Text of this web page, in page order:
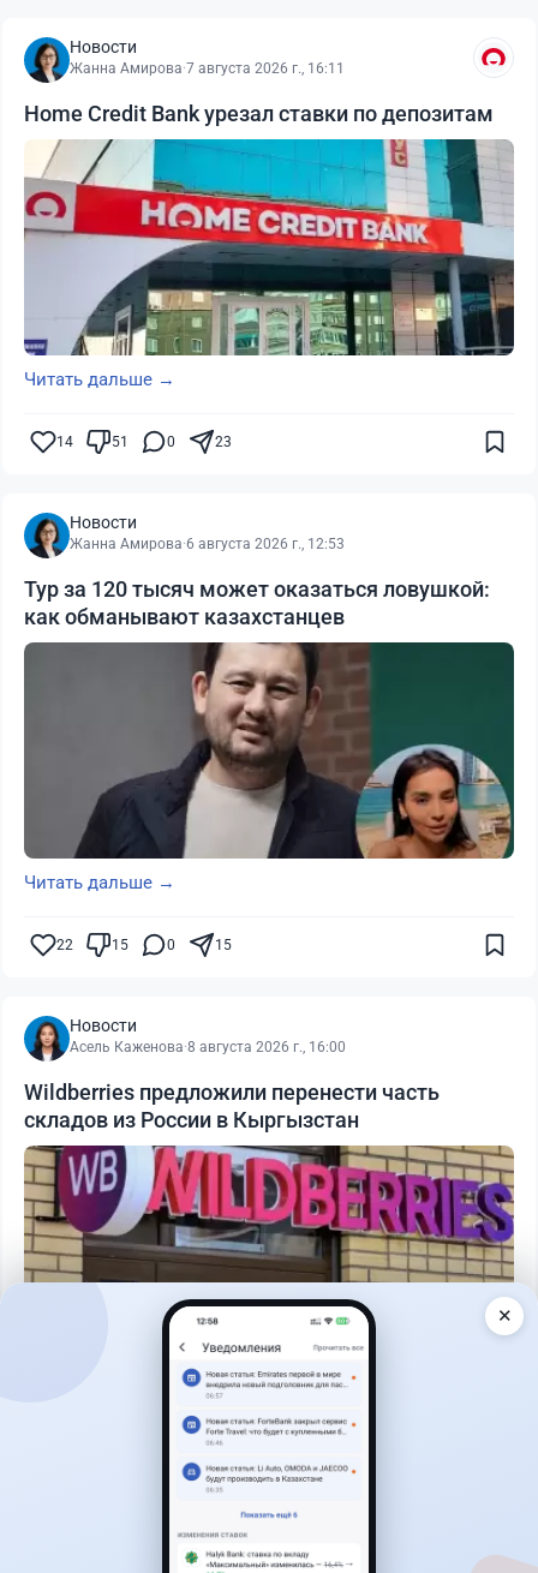
Новости
Жанна Амирова·7 августа 2026 г., 16:11
Home Credit Bank урезал ставки по депозитам
Читать дальше →
14 51 0 23
Новости
Жанна Амирова·6 августа 2026 г., 12:53
Тур за 120 тысяч может оказаться ловушкой:
как обманывают казахстанцев
Читать дальше →
22 15 0 15
Новости
Асель Каженова·8 августа 2026 г., 16:00
Wildberries предложили перенести часть
складов из России в Кыргызстан
0
7 августа 2026 г., 13:00
✕